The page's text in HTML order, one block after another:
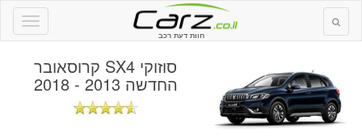
חוות דעת רכב
סוזוקי SX4 קרוסאובר
החדשה 2013 - 2018